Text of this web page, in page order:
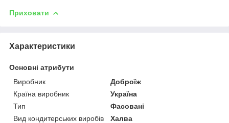
Приховати
Характеристики
Основні атрибути
Виробник
Доброїж
Країна виробник
Україна
Тип
Фасовані
Вид кондитерських виробів
Халва